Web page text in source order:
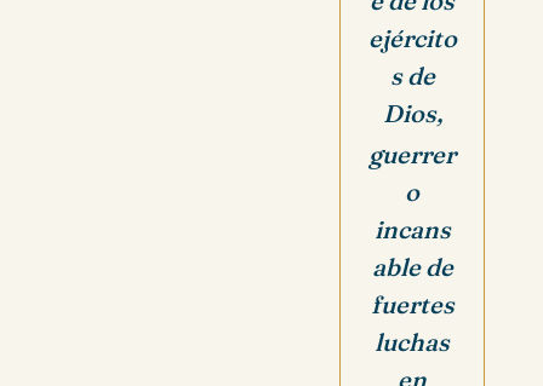
ejército
s de
Dios,
guerrer
o
incans
able de
fuertes
luchas
en